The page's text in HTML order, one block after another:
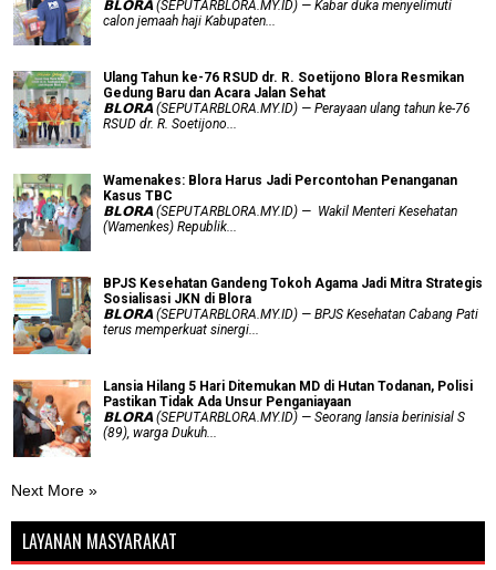
𝗕𝗟𝗢𝗥𝗔 (SEPUTARBLORA.MY.ID) — Kabar duka menyelimuti
calon jemaah haji Kabupaten...
Ulang Tahun ke-76 RSUD dr. R. Soetijono Blora Resmikan
Gedung Baru dan Acara Jalan Sehat
𝗕𝗟𝗢𝗥𝗔 (SEPUTARBLORA.MY.ID) — Perayaan ulang tahun ke-76
RSUD dr. R. Soetijono...
Wamenakes: Blora Harus Jadi Percontohan Penanganan
Kasus TBC
𝗕𝗟𝗢𝗥𝗔 (SEPUTARBLORA.MY.ID) — Wakil Menteri Kesehatan
(Wamenkes) Republik...
BPJS Kesehatan Gandeng Tokoh Agama Jadi Mitra Strategis
Sosialisasi JKN di Blora
𝗕𝗟𝗢𝗥𝗔 (SEPUTARBLORA.MY.ID) — BPJS Kesehatan Cabang Pati
terus memperkuat sinergi...
Lansia Hilang 5 Hari Ditemukan MD di Hutan Todanan, Polisi
Pastikan Tidak Ada Unsur Penganiayaan
𝗕𝗟𝗢𝗥𝗔 (SEPUTARBLORA.MY.ID) — Seorang lansia berinisial S
(89), warga Dukuh...
Next More »
LAYANAN MASYARAKAT